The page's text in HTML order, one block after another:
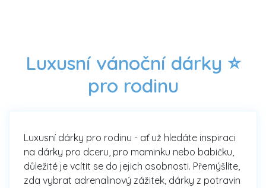
Luxusní vánoční dárky ⭐
pro rodinu
Luxusní dárky pro rodinu - ať už hledáte inspiraci
na dárky pro dceru, pro maminku nebo babičku,
důležité je vcítit se do jejich osobnosti. Přemýšlíte,
zda vybrat adrenalinový zážitek, dárky z potravin